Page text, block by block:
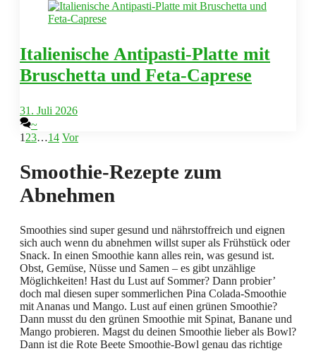
Italienische Antipasti-Platte mit
Bruschetta und Feta-Caprese
31. Juli 2026
~
1 23…14 Vor
Smoothie-Rezepte zum
Abnehmen
Smoothies sind super gesund und nährstoffreich und eignen
sich auch wenn du abnehmen willst super als Frühstück oder
Snack. In einen Smoothie kann alles rein, was gesund ist.
Obst, Gemüse, Nüsse und Samen – es gibt unzählige
Möglichkeiten! Hast du Lust auf Sommer? Dann probier’
doch mal diesen super sommerlichen Pina Colada-Smoothie
mit Ananas und Mango. Lust auf einen grünen Smoothie?
Dann musst du den grünen Smoothie mit Spinat, Banane und
Mango probieren. Magst du deinen Smoothie lieber als Bowl?
Dann ist die Rote Beete Smoothie-Bowl genau das richtige